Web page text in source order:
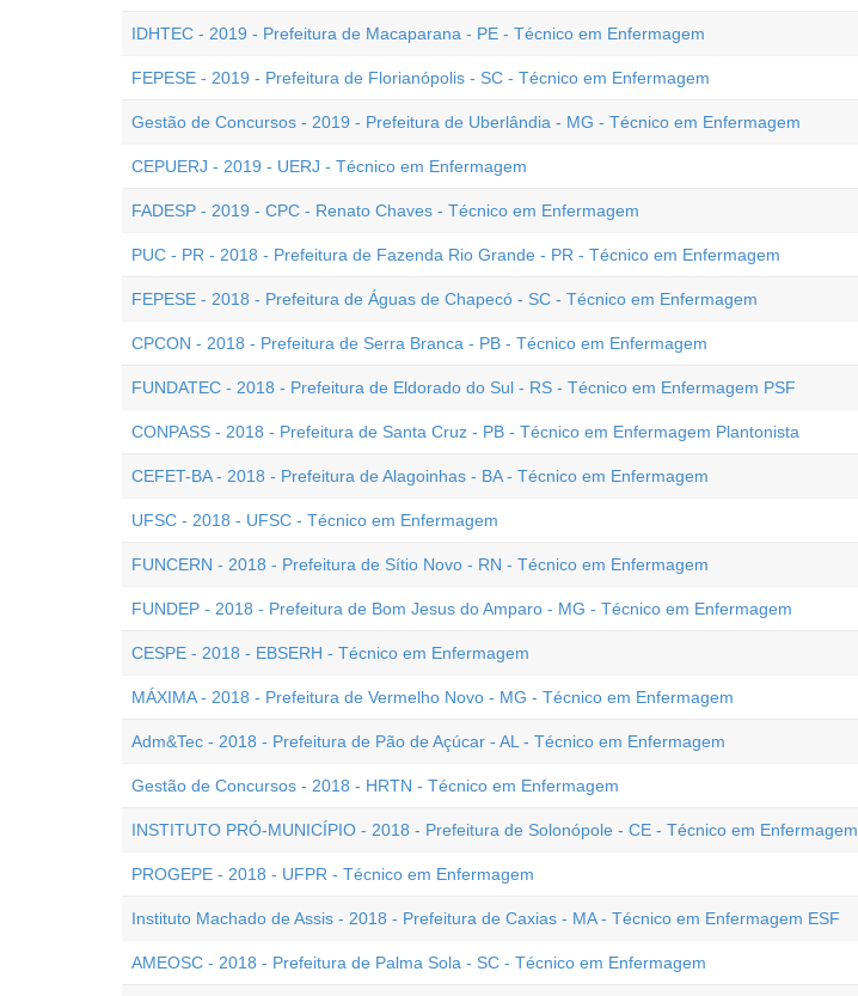
IDHTEC - 2019 - Prefeitura de Macaparana - PE - Técnico em Enfermagem
FEPESE - 2019 - Prefeitura de Florianópolis - SC - Técnico em Enfermagem
Gestão de Concursos - 2019 - Prefeitura de Uberlândia - MG - Técnico em Enfermagem
CEPUERJ - 2019 - UERJ - Técnico em Enfermagem
FADESP - 2019 - CPC - Renato Chaves - Técnico em Enfermagem
PUC - PR - 2018 - Prefeitura de Fazenda Rio Grande - PR - Técnico em Enfermagem
FEPESE - 2018 - Prefeitura de Águas de Chapecó - SC - Técnico em Enfermagem
CPCON - 2018 - Prefeitura de Serra Branca - PB - Técnico em Enfermagem
FUNDATEC - 2018 - Prefeitura de Eldorado do Sul - RS - Técnico em Enfermagem PSF
CONPASS - 2018 - Prefeitura de Santa Cruz - PB - Técnico em Enfermagem Plantonista
CEFET-BA - 2018 - Prefeitura de Alagoinhas - BA - Técnico em Enfermagem
UFSC - 2018 - UFSC - Técnico em Enfermagem
FUNCERN - 2018 - Prefeitura de Sítio Novo - RN - Técnico em Enfermagem
FUNDEP - 2018 - Prefeitura de Bom Jesus do Amparo - MG - Técnico em Enfermagem
CESPE - 2018 - EBSERH - Técnico em Enfermagem
MÁXIMA - 2018 - Prefeitura de Vermelho Novo - MG - Técnico em Enfermagem
Adm&Tec - 2018 - Prefeitura de Pão de Açúcar - AL - Técnico em Enfermagem
Gestão de Concursos - 2018 - HRTN - Técnico em Enfermagem
INSTITUTO PRÓ-MUNICÍPIO - 2018 - Prefeitura de Solonópole - CE - Técnico em Enfermagem
PROGEPE - 2018 - UFPR - Técnico em Enfermagem
Instituto Machado de Assis - 2018 - Prefeitura de Caxias - MA - Técnico em Enfermagem ESF
AMEOSC - 2018 - Prefeitura de Palma Sola - SC - Técnico em Enfermagem